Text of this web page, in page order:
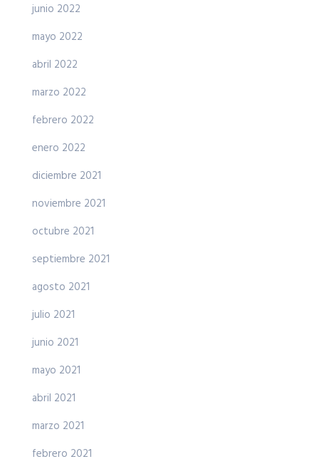
junio 2022
mayo 2022
abril 2022
marzo 2022
febrero 2022
enero 2022
diciembre 2021
noviembre 2021
octubre 2021
septiembre 2021
agosto 2021
julio 2021
junio 2021
mayo 2021
abril 2021
marzo 2021
febrero 2021